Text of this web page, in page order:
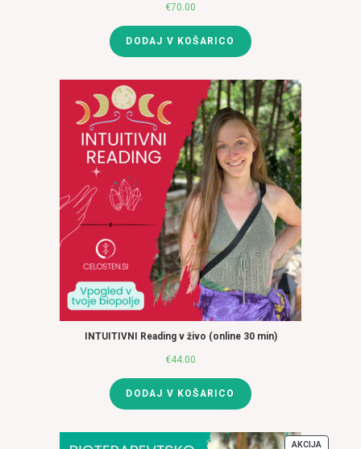
€70.00
DODAJ V KOŠARICO
INTUITIVNI Reading v živo (online 30 min)
€44.00
DODAJ V KOŠARICO
AKCIJA